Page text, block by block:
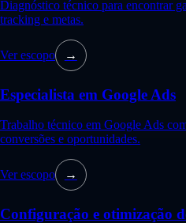
Diagnóstico técnico para encontrar
tracking e metas.
Ver escopo →
Especialista em Google Ads
Trabalho técnico em Google Ads
conversões e oportunidades.
Ver escopo →
Configuração e otimização